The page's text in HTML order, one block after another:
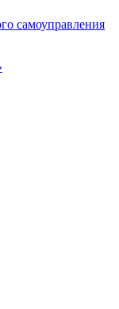
самоуправления